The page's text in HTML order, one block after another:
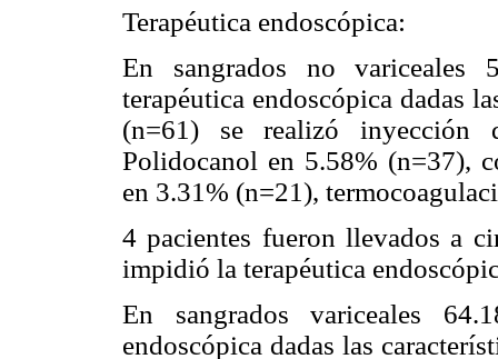
Terapéutica endoscópica:
En sangrados no variceales
terapéutica endoscópica dadas
(n=61) se realizó inyección
Polidocanol en 5.58% (n=37),
en 3.31% (n=21),
4 pacientes fueron llevados a
impidió la terapéutica
En sangrados variceales
endoscópica dadas las